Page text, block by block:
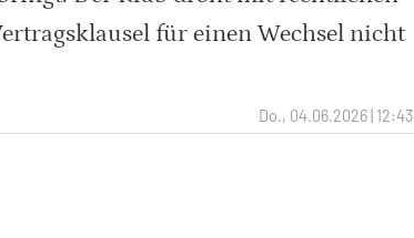
für einen Wechsel nicht
Do., 04.06.2026 | 12:43